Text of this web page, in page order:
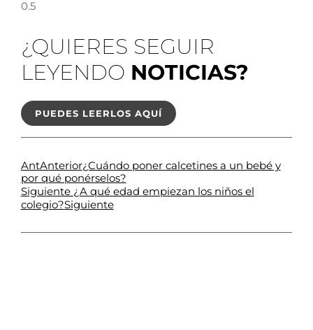
¿QUIERES SEGUIR
LEYENDO NOTICIAS?
PUEDES LEERLOS AQUÍ
AntAnterior¿Cuándo poner calcetines a un bebé y
por qué ponérselos?
Siguiente ¿A qué edad empiezan los niños el
colegio?Siguiente